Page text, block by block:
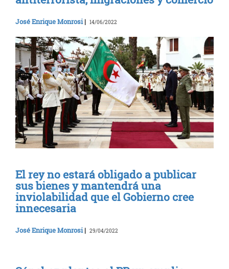
José Enrique Monrosi| 14/06/2022
El rey no estará obligado a publicar
sus bienes y mantendrá una
inviolabilidad que el Gobierno cree
innecesaria
José Enrique Monrosi| 29/04/2022